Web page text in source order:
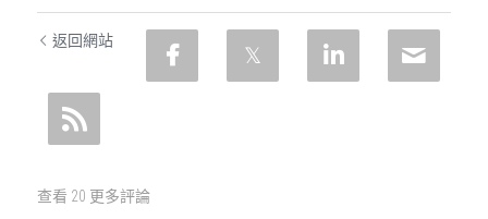
返回網站
查看 20 更多評論